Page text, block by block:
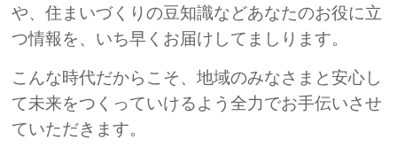
や、住まいづくりの豆知識などあなたのお役に立
つ情報を、いち早くお届けしてましります。
こんな時代だからこそ、地域のみなさまと安心し
て未来をつくっていけるよう全力でお手伝いさせ
ていただきます。